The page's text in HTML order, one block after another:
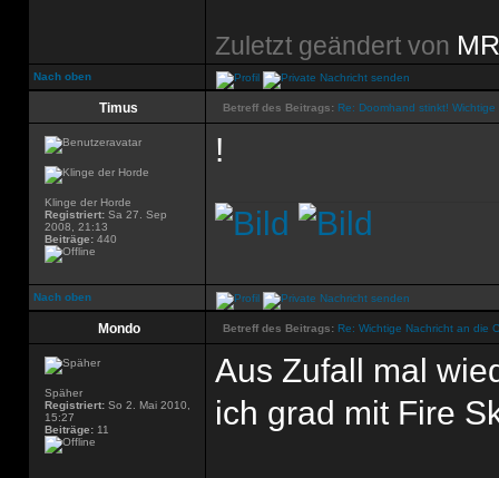
Zuletzt geändert von
Nach oben
Timus Betreff des Beitrags: Re: Doomhand stinkt! Wichtige
Klinge der Horde
Registriert: Sa 27. Sep
2008, 21:13
Beiträge: 440
!
Nach oben
Mondo Betreff des Beitrags: Re: Wichtige Nachricht an die
Späher
Registriert: So 2. Mai 2010,
15:27
Beiträge: 11
Aus Zufall mal
ich grad mit Fire